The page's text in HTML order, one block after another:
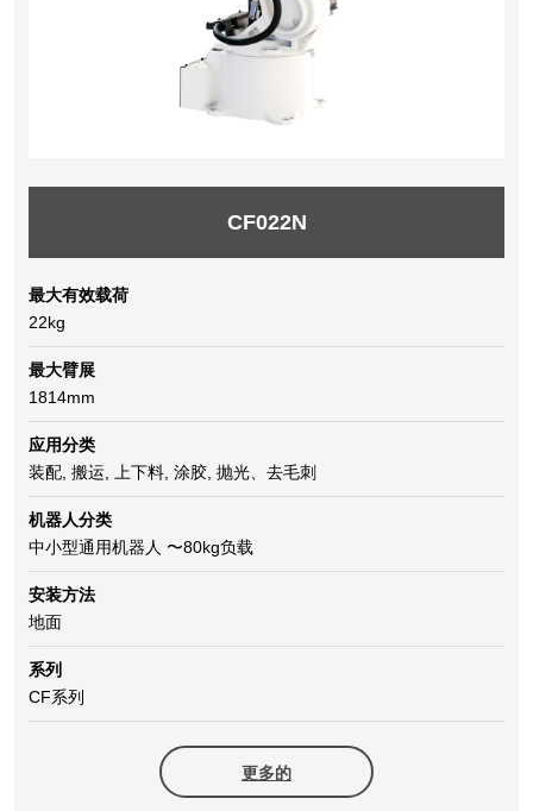
CF022N
最大有效载荷
22kg
最大臂展
1814mm
应用分类
装配, 搬运, 上下料, 涂胶, 抛光、去毛刺
机器人分类
中小型通用机器人 〜80kg负载
安装方法
地面
系列
CF系列
更多的